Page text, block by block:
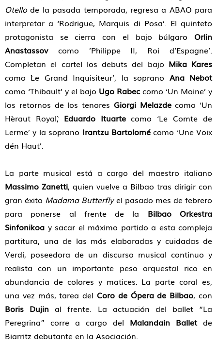
Otellode la pasada temporada, regresa a ABAO para
interpretar a ‘Rodrigue, Marquis di Posa’. El quinteto
protagonista se cierra con el bajo búlgaro Orlin
Anastassovcomo ’Philippe II, Roi d’Espagne’.
Completan el cartel los debuts del bajo Mika Kares
como `Le Grand Inquisiteur’, la soprano Ana Nebot
como ‘Thibault’ y el bajo Ugo Rabeccomo ‘Un Moine’ y
los retornos de los tenores Giorgi Melazdecomo ‘Un
Hèraut Royal`, Eduardo Ituartecomo ‘Le Comte de
Lerme’ y la soprano Irantzu Bartolomécomo ‘Une Voix
dén Haut’.
La parte musical está a cargo del maestro italiano
Massimo Zanetti, quien vuelve a Bilbao tras dirigir con
gran éxito Madama Butterflyel pasado mes de febrero
para ponerse al frente de la Bilbao Orkestra
Sinfonikoa y sacar el máximo partido a esta compleja
partitura, una de las más elaboradas y cuidadas de
Verdi, poseedora de un discurso musical continuo y
realista con un importante peso orquestal rico en
abundancia de colores y matices. La parte coral es,
una vez más, tarea del Coro de Ópera de Bilbao, con
Boris Dujin al frente. La actuación del ballet “La
Peregrina” corre a cargo del Malandain Balletde
Biarritz debutante en la Asociación.